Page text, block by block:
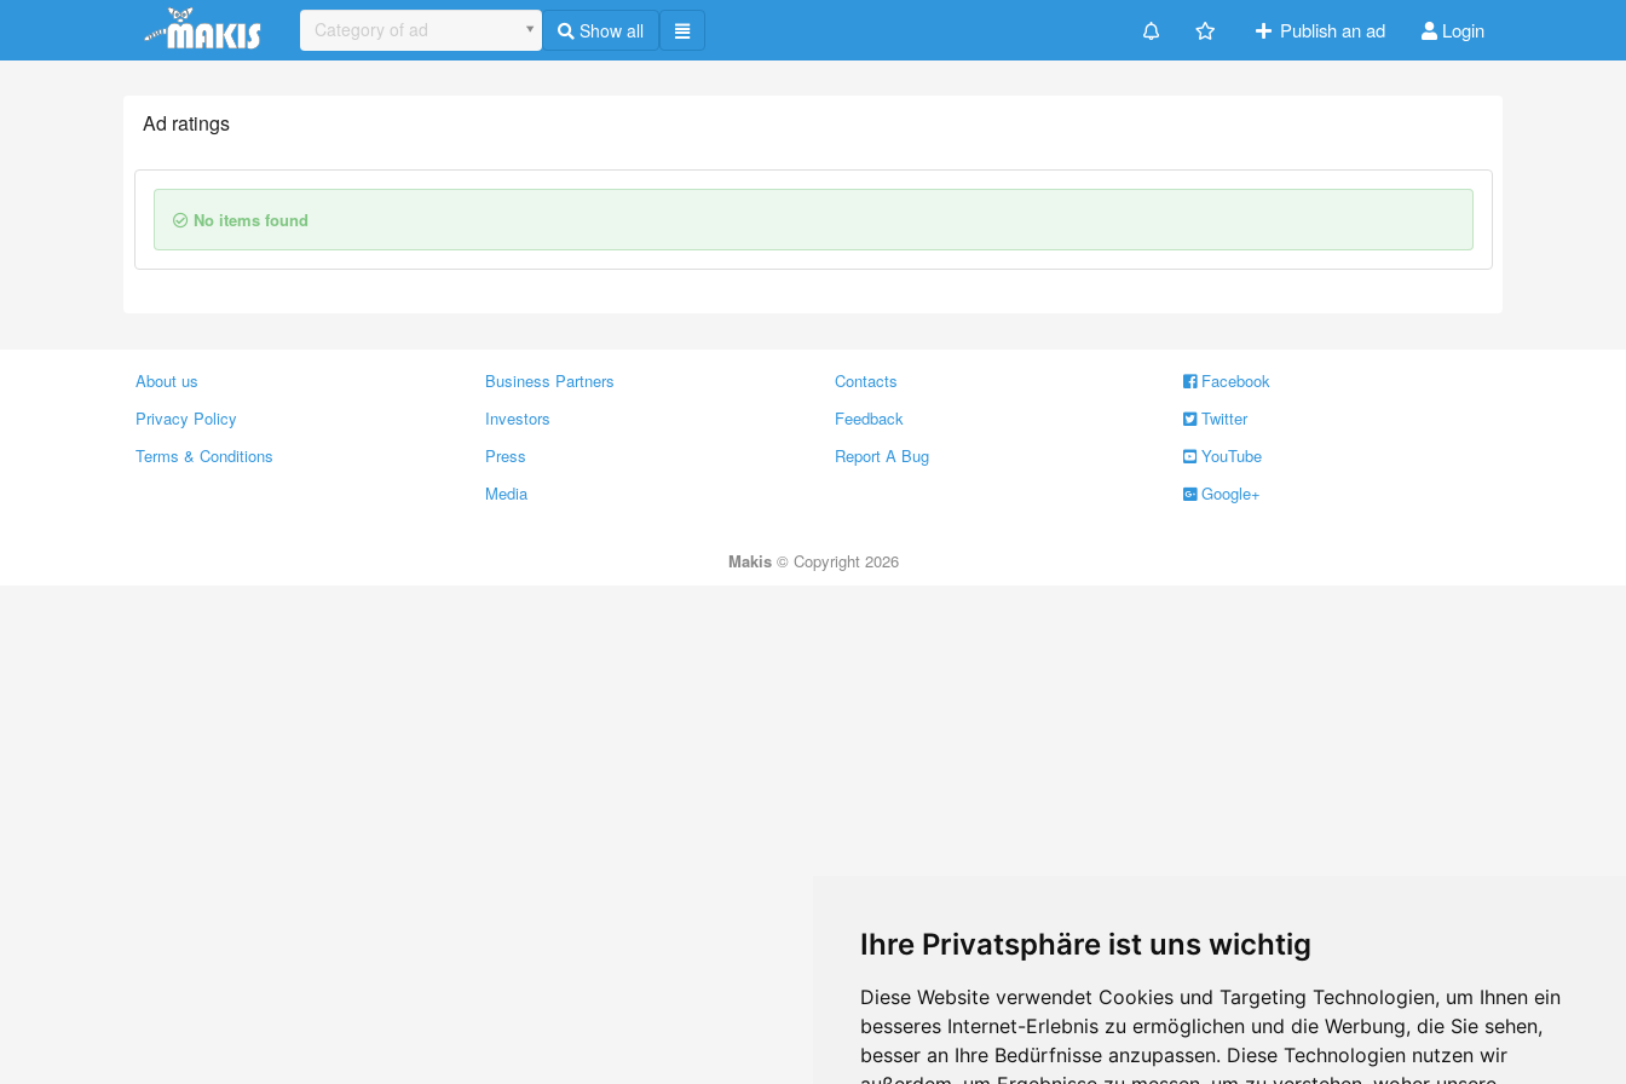
Ihre Privatsphäre ist uns wichtig
Diese Website verwendet Cookies und Targeting Technologien, um Ihnen ein
besseres Internet-Erlebnis zu ermöglichen und die Werbung, die Sie sehen,
besser an Ihre Bedürfnisse anzupassen. Diese Technologien nutzen wir
Update cookies preferences
Category of ad Show all Publish an ad Login
Ad ratings
No items found
About us
Privacy Policy
Terms & Conditions
Business Partners
Investors
Press
Media
Contacts
Feedback
Report A Bug
Facebook
Twitter
YouTube
Google+
Makis© Copyright 2026